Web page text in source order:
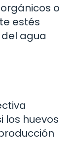
o
estés
agua
los huevos